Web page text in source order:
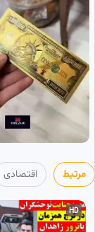
مرتبط اقتصادی
HD